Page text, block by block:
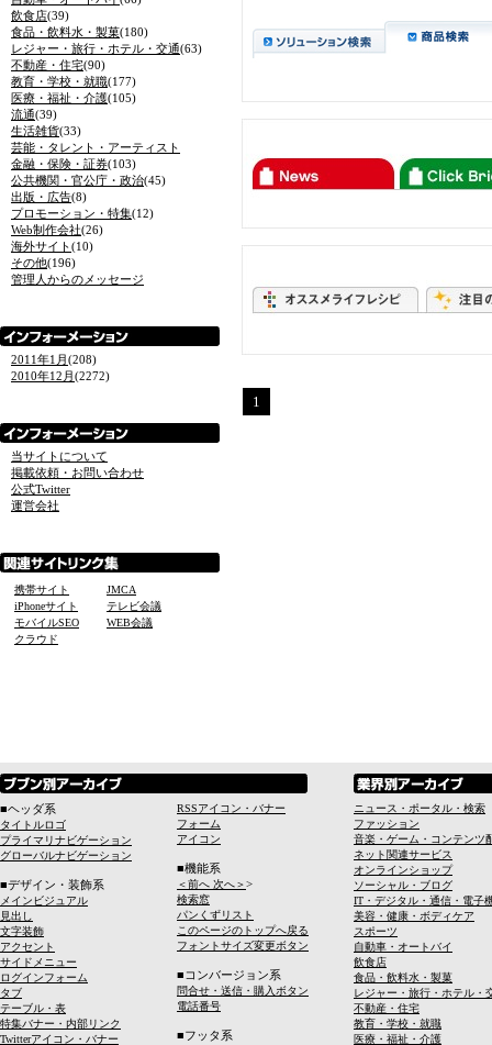
飲食店(39)
食品・飲料水・製菓(180)
レジャー・旅行・ホテル・交通(63)
不動産・住宅(90)
教育・学校・就職(177)
医療・福祉・介護(105)
流通(39)
生活雑貨(33)
芸能・タレント・アーティスト
金融・保険・証券(103)
公共機関・官公庁・政治(45)
出版・広告(8)
プロモーション・特集(12)
Web制作会社(26)
海外サイト(10)
その他(196)
管理人からのメッセージ
2011年1月(208)
2010年12月(2272)
当サイトについて
掲載依頼・お問い合わせ
公式Twitter
運営会社
携帯サイト
iPhoneサイト
モバイルSEO
クラウド
JMCA
テレビ会議
WEB会議
1
■ヘッダ系
タイトルロゴ
プライマリナビゲーション
グローバルナビゲーション
■デザイン・装飾系
メインビジュアル
見出し
文字装飾
アクセント
サイドメニュー
ログインフォーム
タブ
テーブル・表
特集バナー・内部リンク
Twitterアイコン・バナー
RSSアイコン・バナー
フォーム
アイコン
■機能系
＜前へ 次へ＞>
検索窓
パンくずリスト
このページのトップへ戻る
フォントサイズ変更ボタン
■コンバージョン系
問合せ・送信・購入ボタン
電話番号
■フッタ系
ニュース・ポータル・検索
ファッション
音楽・ゲーム・コンテンツ
ネット関連サービス
オンラインショップ
ソーシャル・ブログ
IT・デジタル・通信・電子
美容・健康・ボディケア
スポーツ
自動車・オートバイ
飲食店
食品・飲料水・製菓
レジャー・旅行・ホテル・
不動産・住宅
教育・学校・就職
医療・福祉・介護